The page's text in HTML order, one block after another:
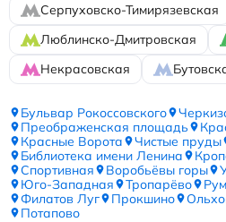
Серпуховско-Тимирязевская
Люблинско-Дмитровская
Некрасовская
Бульвар Рокоссовского
Преображенская площадь
Красные Ворота
Чистые пруды
Библиотека имени Ленина
Спортивная
Воробьёвы горы
Юго-Западная
Тропарёво
Филатов Луг
Прокшино
Потапово